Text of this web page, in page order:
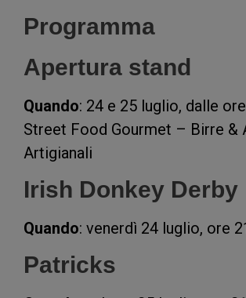
Programma
Apertura stand
Quando: 24 e 25 luglio, dalle
Street Food Gourmet – Birre &
Artigianali
Irish Donkey Derby
Quando: venerdì 24 luglio, ore
Patricks